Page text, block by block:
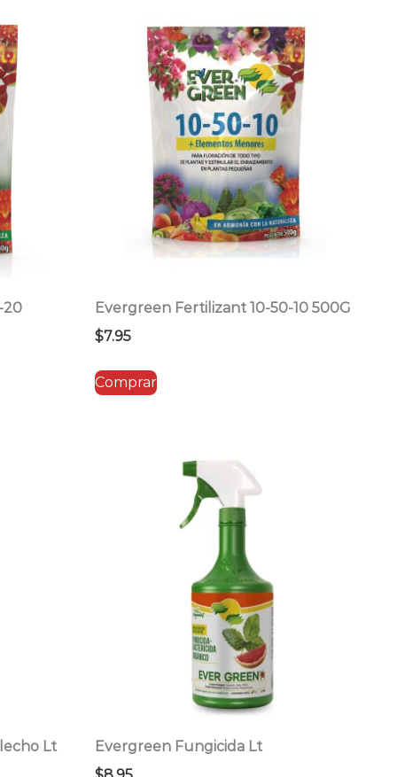
20
Evergreen Fertilizant 10-50-10 500G
$7.95
Comprar
Lt
Evergreen Fungicida Lt